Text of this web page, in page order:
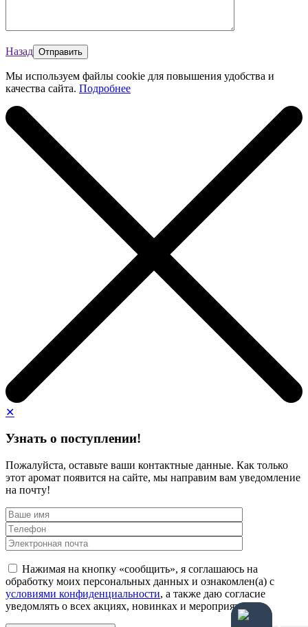
Назад
Мы используем файлы cookie для повышения удобства и
качества сайта. Подробнее
✕
Узнать о поступлении!
Пожалуйста, оставьте ваши контактные данные. Как только
этот аромат появится на сайте, мы направим вам уведомление
на почту!
Нажимая на кнопку «сообщить», я соглашаюсь на
обработку моих персональных данных и ознакомлен(а) с
условиями конфиденциальности, а также даю согласие
уведомлять о всех акциях, новинках и мероприятиях